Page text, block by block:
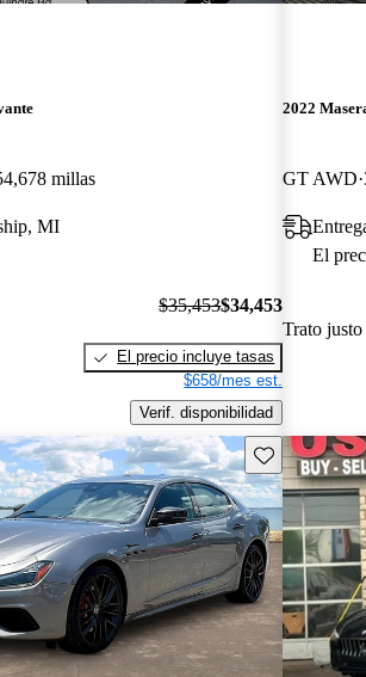
millas
MI
$35,453$34,453
El precio incluye tasas
$658/mes est.
Verif. disponibilidad
2022
GT AWD
El
Trato justo
Guarda este